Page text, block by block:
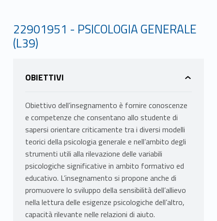
22901951 - PSICOLOGIA GENERALE
(L39)
OBIETTIVI
Obiettivo dell’insegnamento è fornire conoscenze
e competenze che consentano allo studente di
sapersi orientare criticamente tra i diversi modelli
teorici della psicologia generale e nell’ambito degli
strumenti utili alla rilevazione delle variabili
psicologiche significative in ambito formativo ed
educativo. L’insegnamento si propone anche di
promuovere lo sviluppo della sensibilità dell’allievo
nella lettura delle esigenze psicologiche dell’altro,
capacità rilevante nelle relazioni di aiuto.